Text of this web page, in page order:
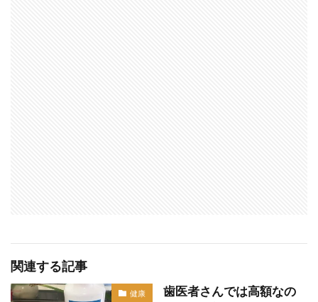
関連する記事
健康
歯医者さんでは高額なの